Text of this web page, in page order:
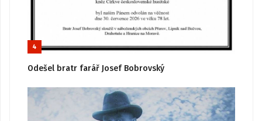
4
Odešel bratr farář Josef Bobrovský